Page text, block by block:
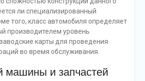
ли специализированный
того, класс автомобиля определяет
производителем уровень
карты для проведения
во время обслуживания.
машины и запчастей